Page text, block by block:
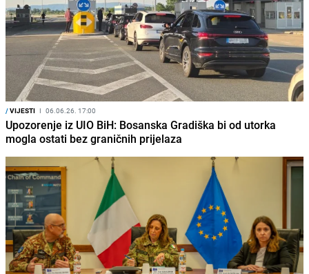
/VIJESTI I 06.06.26. 17:00
Upozorenje iz UIO BiH: Bosanska Gradiška bi od utorka
mogla ostati bez graničnih prijelaza